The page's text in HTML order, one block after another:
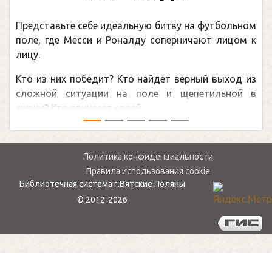
Представьте себе идеальную битву на футбольном
поле, где Месси и Роналду соперничают лицом к
лицу.
Кто из них победит? Кто найдет верный выход из
сложной ситуации на поле и щепетильной в
жизни? Кто принесет своей ...
Политика конфиденциальности
Правила использования cookie
Библиотечная система г.Вятские Поляны
© 2012-2026